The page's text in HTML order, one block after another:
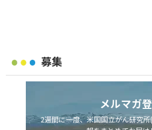
募集
メルマガ
2週間に一度、米国国立がん研究